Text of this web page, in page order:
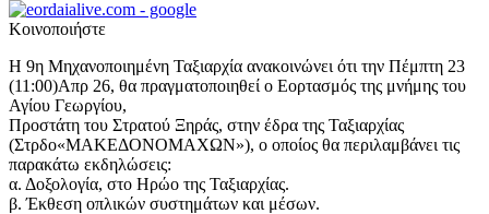
Κοινοποιήστε
Η 9η Μηχανοποιημένη Ταξιαρχία ανακοινώνει ότι την Πέμπτη 23
(11:00)Απρ 26, θα πραγματοποιηθεί ο Εορτασμός της μνήμης του
Αγίου Γεωργίου,
Προστάτη του Στρατού Ξηράς, στην έδρα της Ταξιαρχίας
(Στρδο«ΜΑΚΕΔΟΝΟΜΑΧΩΝ»), ο οποίος θα περιλαμβάνει τις
παρακάτω εκδηλώσεις:
α. Δοξολογία, στο Ηρώο της Ταξιαρχίας.
β. Έκθεση οπλικών συστημάτων και μέσων.